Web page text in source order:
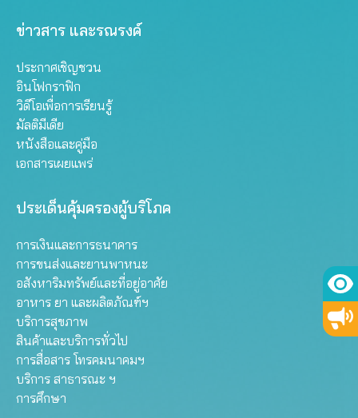
ข่าวสาร และรณรงค์
ประกาศเชิญชวน
อินโฟกราฟิก
วิดีโอเพื่อการเรียนรู้
มัลติมีเดีย
หนังสือและคู่มือ
เอกสารเผยแพร่
ประเด็นคุ้มครองผู้บริโภค
การเงินและการธนาคาร
การขนส่งและยานพาหนะ
อสังหาริมทรัพย์และที่อยู่อาศัย
อาหาร ยา และผลิตภัณฑ์ฯ
บริการสุขภาพ
สินค้าและบริการทั่วไป
การสื่อสาร โทรคมนาคมฯ
บริการ สาธารณะ ฯ
การศึกษา